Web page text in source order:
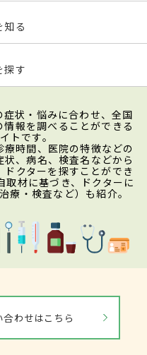
知る
探す
状・悩みに合わせ、全国
報を調べることができる
トです。
時間、医院の特徴などの
、病名、検査名などから
クターを探すことができ
取材に基づき、ドクターに
療・検査など）も紹介。
わせはこちら